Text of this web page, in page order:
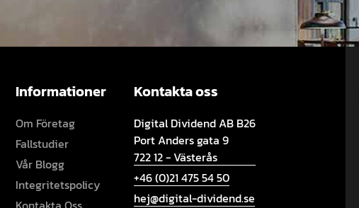
Informationer
Om Företag
Fallstudier
Vår Blogg
Integritetspolicy
Kontakta oss
Digital Dividend AB B26
Port Anders gata 9
722 12 - Västerås
+46 (0)21 475 54 50
hej@digital-dividend.se